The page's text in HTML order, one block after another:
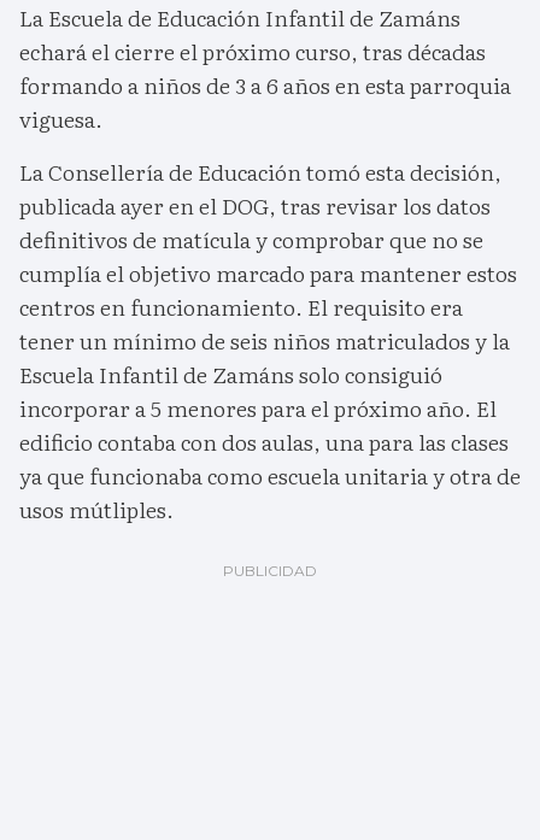
La Escuela de Educación Infantil de Zamáns
echará el cierre el próximo curso, tras décadas
formando a niños de 3 a 6 años en esta parroquia
viguesa.
La Consellería de Educación tomó esta decisión,
publicada ayer en el DOG, tras revisar los datos
definitivos de matícula y comprobar que no se
cumplía el objetivo marcado para mantener estos
centros en funcionamiento. El requisito era
tener un mínimo de seis niños matriculados y la
Escuela Infantil de Zamáns solo consiguió
incorporar a 5 menores para el próximo año. El
edificio contaba con dos aulas, una para las clases
ya que funcionaba como escuela unitaria y otra de
usos mútliples.